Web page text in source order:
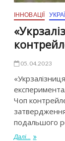
ІННОВАЦІЇ
05.04.2023
Чоп
подальшого
Далі...